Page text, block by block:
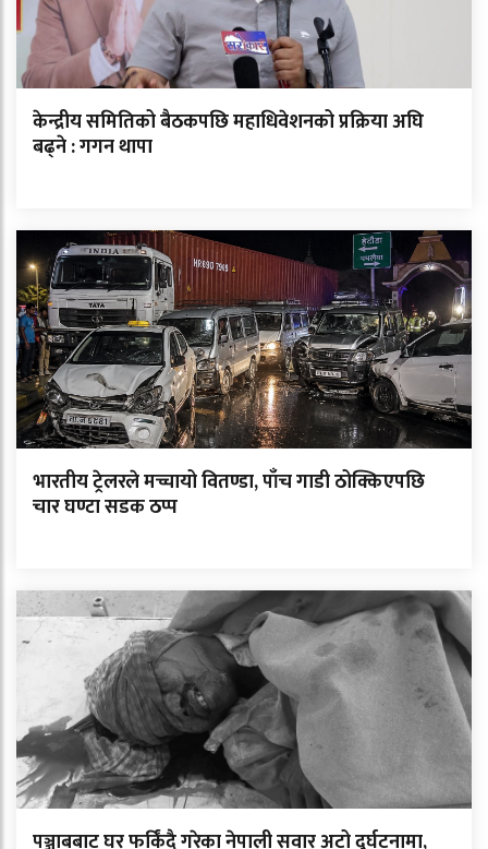
केन्द्रीय समितिको बैठकपछि महाधिवेशनको प्रक्रिया अघि
बढ्ने : गगन थापा
भारतीय ट्रेलरले मच्चायो वितण्डा, पाँच गाडी ठोक्किएपछि
चार घण्टा सडक ठप्प